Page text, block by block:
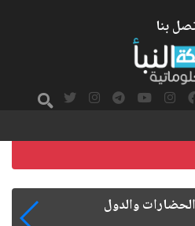
بنا
على صفيح ساخن